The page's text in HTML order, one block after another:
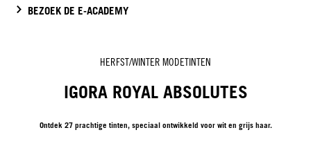
BEZOEK DE E-ACADEMY
HERFST/WINTER MODETINTEN
IGORA ROYAL ABSOLUTES
Ontdek 27 prachtige tinten, speciaal ontwikkeld voor wit en grijs haar.